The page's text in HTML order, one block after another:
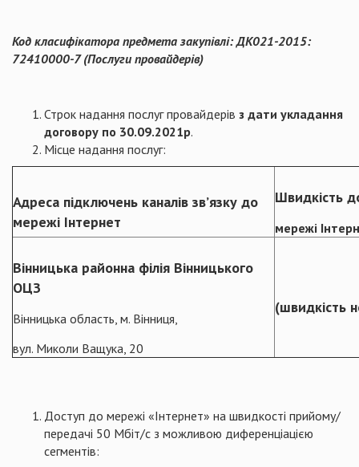
Код класифікатора предмета закупівлі: ДК021-2015:
72410000-7 (Послуги провайдерів)
Строк надання послуг провайдерів з дати укладання
договору по 30.09.2021р.
Місце надання послуг:
Адреса підключень каналів зв’язку до
мережі Інтернет
Швидкість
мережі
Вінницька районна філія Вінницького
ОЦЗ
Вінницька область, м. Вінниця,
вул. Миколи Ващука, 20
(швидкість
Доступ до мережі «Інтернет» на швидкості прийому/
передачі 50 Мбіт/с з можливою диференціацією
сегментів: